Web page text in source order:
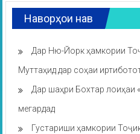
Наворҳои нав
Дар Ню-Йорк ҳамкории
Муттаҳид дар соҳаи
Дар шаҳри Бохтар лоиҳаи
мегардад
Густариши ҳамкории